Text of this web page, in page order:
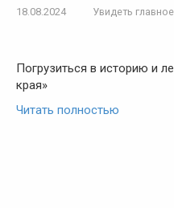
18.08.2024 Увидеть главное
Погрузиться в историю и
края»
Читать полностью